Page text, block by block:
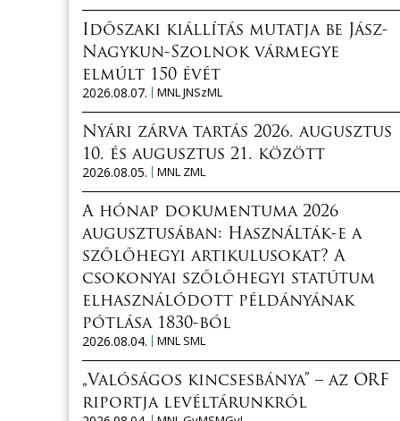
Időszaki kiállítás mutatja be Jász-
Nagykun-Szolnok vármegye
elmúlt 150 évét
2026.08.07.
MNL JNSzML
Nyári zárva tartás 2026. augusztus
10. és augusztus 21. között
2026.08.05.
MNL ZML
A hónap dokumentuma 2026
augusztusában: Használták-e a
szőlőhegyi artikulusokat? A
csokonyai szőlőhegyi statútum
elhasználódott példányának
pótlása 1830-ból
2026.08.04.
MNL SML
„Valóságos kincsesbánya” – az ORF
riportja levéltárunkról